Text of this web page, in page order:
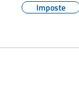
Imposte